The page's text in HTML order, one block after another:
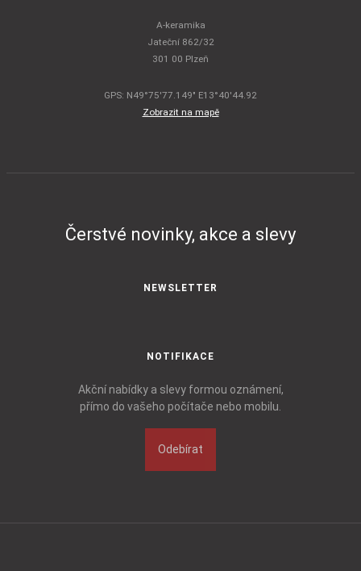
A-keramika
Jateční 862/32
301 00 Plzeň
GPS: N49°75'77.149" E13°40'44.92
Zobrazit na mapě
Čerstvé novinky, akce a slevy
NEWSLETTER
NOTIFIKACE
Akční nabídky a slevy formou oznámení,
přímo do vašeho počítače nebo mobilu.
Odebírat